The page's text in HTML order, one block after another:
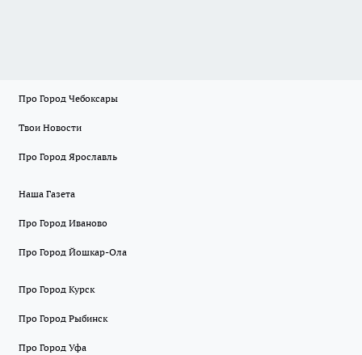
Про Город Чебоксары
Твои Новости
Про Город Ярославль
Наша Газета
Про Город Иваново
Про Город Йошкар-Ола
Про Город Курск
Про Город Рыбинск
Про Город Уфа